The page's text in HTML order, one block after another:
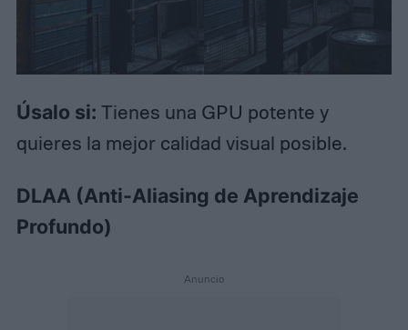
Úsalo si: Tienes una GPU potente y
quieres la mejor calidad visual posible.
DLAA (Anti-Aliasing de Aprendizaje
Profundo)